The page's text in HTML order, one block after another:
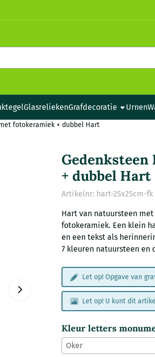
GlasreliekenGrafdecoratie Urnen
fotokeramiek + dubbel Hart
+ dubbel Hart
Artikelnr: hart-25x25cm-fk
Hart van natuursteen
fotokeramiek. Een klein
en een tekst als
7 kleuren natuursteen en
Let op! Opgave van
Let op! U kunt dit
Kleur letters